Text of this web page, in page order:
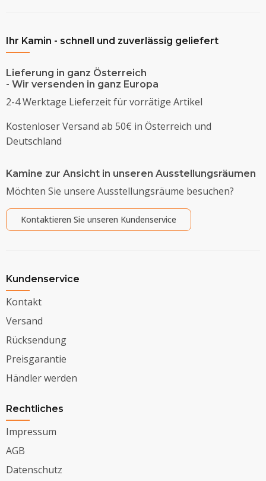
Ihr Kamin - schnell und zuverlässig geliefert
Lieferung in ganz Österreich
- Wir versenden in ganz Europa
2-4 Werktage Lieferzeit für vorrätige Artikel
Kostenloser Versand ab 50€ in Österreich und
Deutschland
Kamine zur Ansicht in unseren Ausstellungsräumen
Möchten Sie unsere Ausstellungsräume besuchen?
Kontaktieren Sie unseren Kundenservice
Kundenservice
Kontakt
Versand
Rücksendung
Preisgarantie
Händler werden
Rechtliches
Impressum
AGB
Datenschutz